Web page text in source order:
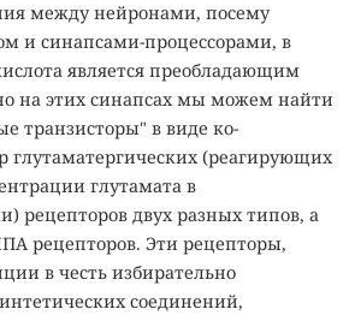
между нейронами, посему
и синапсами-процессорами, в
является преобладающим
на этих синапсах мы можем найти
транзисторы" в виде ко-
глутаматергических (реагирующих
глутамата в
рецепторов двух разных типов, а
рецепторов. Эти рецепторы,
в честь избирательно
соединений,